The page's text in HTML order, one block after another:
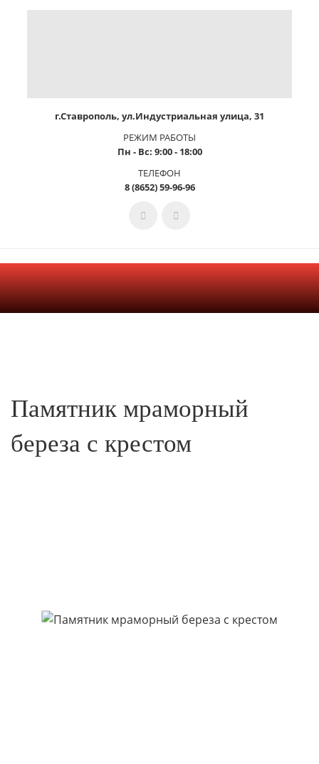
г.Ставрополь, ул.Индустриальная улица, 31
РЕЖИМ РАБОТЫ
Пн - Вс: 9:00 - 18:00
ТЕЛЕФОН
8 (8652) 59-96-96
Памятник мраморный
береза с крестом